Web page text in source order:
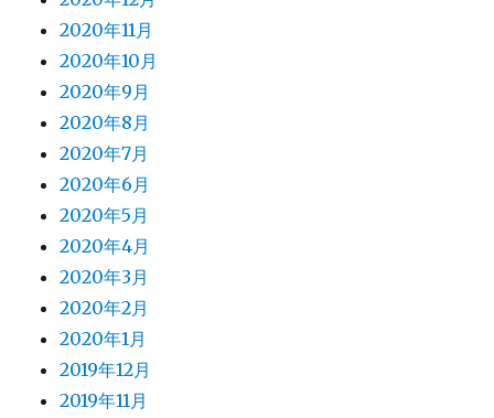
2020年11月
2020年10月
2020年9月
2020年8月
2020年7月
2020年6月
2020年5月
2020年4月
2020年3月
2020年2月
2020年1月
2019年12月
2019年11月